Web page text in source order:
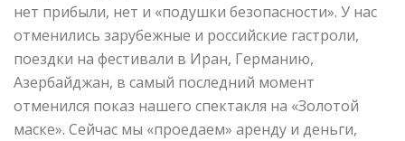
нет прибыли, нет и «подушки безопасности». У нас
отменились зарубежные и российские гастроли,
поездки на фестивали в Иран, Германию,
Азербайджан, в самый последний момент
отменился показ нашего спектакля на «Золотой
маске». Сейчас мы «проедаем» аренду и деньги,